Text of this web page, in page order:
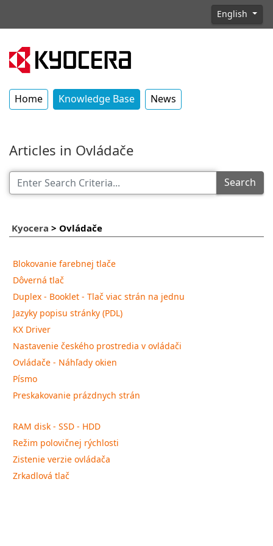
English
Home Knowledge Base News
Articles in Ovládače
Search
Kyocera > Ovládače
Blokovanie farebnej tlače
Dôverná tlač
Duplex - Booklet - Tlač viac strán na jednu
Jazyky popisu stránky (PDL)
KX Driver
Nastavenie českého prostredia v ovládači
Ovládače - Náhľady okien
Písmo
Preskakovanie prázdnych strán
RAM disk - SSD - HDD
Režim polovičnej rýchlosti
Zistenie verzie ovládača
Zrkadlová tlač